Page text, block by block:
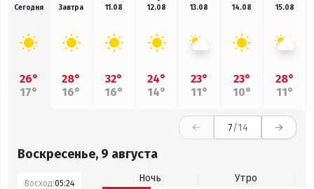
Сегодня
26°
17°
Завтра
28°
16°
11.08
32°
16°
12.08
24°
14°
13.08
23°
11°
14.08
23°
10°
15.08
28°
11°
7/14
Воскресенье, 9 августа
Восход:05:24 Ночь
Утро